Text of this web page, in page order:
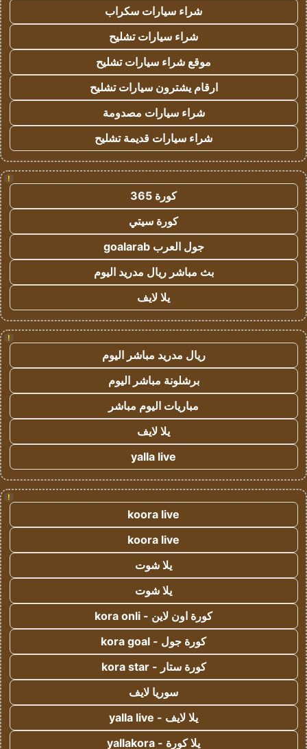
شراء سيارات سكراب
شراء سيارات تشليح
موقع شراء سيارات تشليح
ارقام يشترون سيارات تشليح
شراء سيارات مصدومة
شراء سيارات قديمة تشليح
!
كورة 365
كورة سيتي
جول العرب goalarab
بث مباشر ريال مدريد اليوم
يلا لايف
!
ريال مدريد مباشر اليوم
برشلونة مباشر اليوم
مباريات اليوم مباشر
يلا لايف
yalla live
!
koora live
koora live
يلا شوت
يلا شوت
كورة اون لاين - kora onli
كورة جول - kora goal
كورة ستار - kora star
سوريا لايف
يلا لايف - yalla live
يلا كورة - yallakora